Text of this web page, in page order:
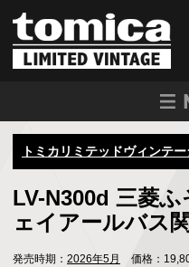
トミカリミテッドヴィンテ
LV-N300d 三菱
ェイアールバス関
発売時期： 2026年5月
価格：